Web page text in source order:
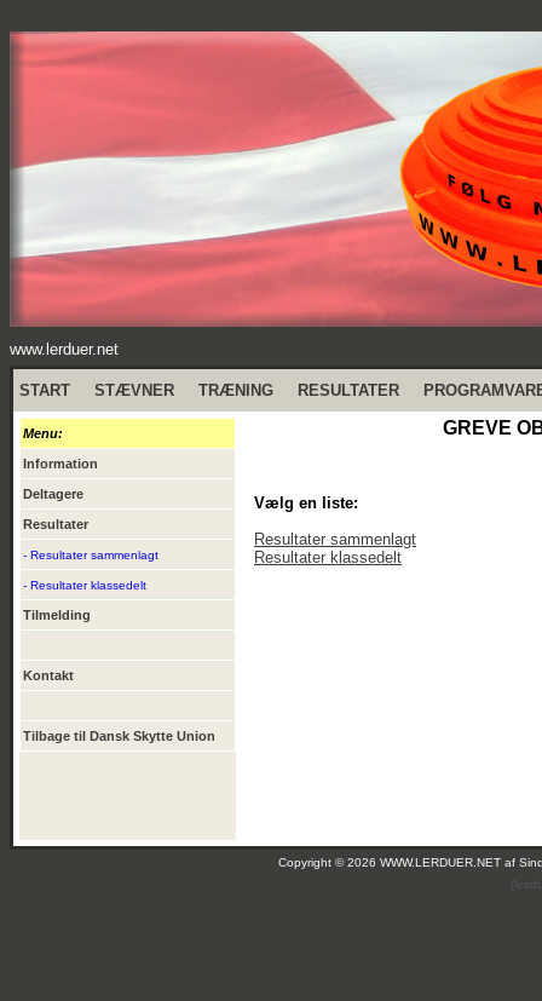
www.lerduer.net
START STÆVNER TRÆNING RESULTATER
Menu:
Information
Deltagere
Resultater
- Resultater sammenlagt
- Resultater klassedelt
Tilmelding
Kontakt
Tilbage til Dansk Skytte Union
GREVE
Vælg en liste:
Resultater sammenlagt
Resultater klassedelt
Copyright © 2026 WWW.LERDUER.NET af